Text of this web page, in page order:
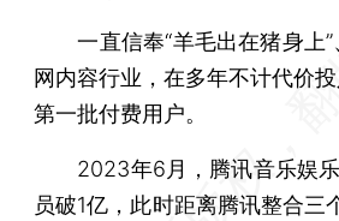
一直信奉“羊毛出在猪身上”
网内容行业，在多年不计代价
第一批付费用户。
2023年6月，腾讯音乐娱乐
员破1亿，此时距离腾讯整合